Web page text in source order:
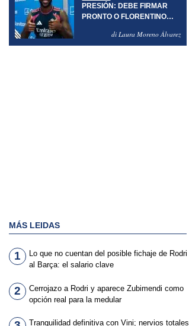
PRESIÓN: DEBE FIRMAR
PRONTO O FLORENTINO
di Laura Moreno Álvarez
MÁS LEIDAS
1
Lo que no cuentan del posible fichaje de Rodri
al Barça: el salario clave
2
Cerrojazo a Rodri y aparece Zubimendi como
opción real para la medular
Tranquilidad definitiva con Vini; nervios totales